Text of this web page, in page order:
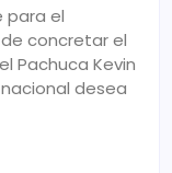
para el
concretar el
Pachuca Kevin
desea